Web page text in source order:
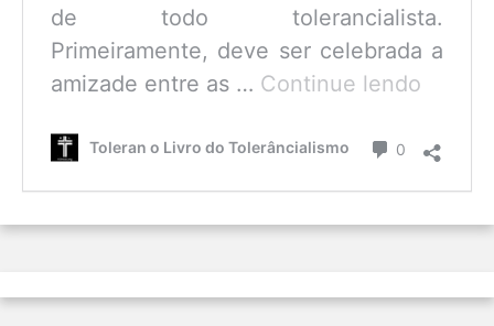
de todo tolerancialista.
Primeiramente, deve ser celebrada a
amizade entre as … Continue lendo
é
Toleran o Livro do Tolerâncialismo 0 Comentário